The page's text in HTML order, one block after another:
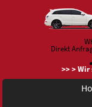
Direkt
>> >